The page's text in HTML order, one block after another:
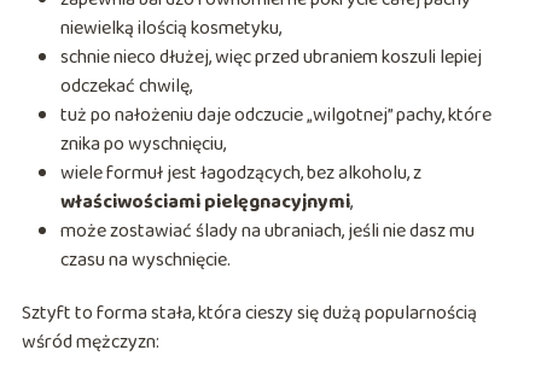
niewielką ilością kosmetyku,
schnie nieco dłużej, więc przed ubraniem koszuli lepiej
odczekać chwilę,
tuż po nałożeniu daje odczucie „wilgotnej” pachy, które
znika po wyschnięciu,
wiele formuł jest łagodzących, bez alkoholu, z
właściwościami pielęgnacyjnymi,
może zostawiać ślady na ubraniach, jeśli nie dasz mu
czasu na wyschnięcie.
Sztyft to forma stała, która cieszy się dużą popularnością
wśród mężczyzn: